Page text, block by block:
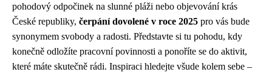
pohodový odpočinek na slunné pláži nebo objevování krás
České republiky, čerpání dovolené v roce 2025 pro vás bude
synonymem svobody a radosti. Představte si tu pohodu, kdy
konečně odložíte pracovní povinnosti a ponoříte se do aktivit,
které máte skutečně rádi. Inspiraci hledejte všude kolem sebe –